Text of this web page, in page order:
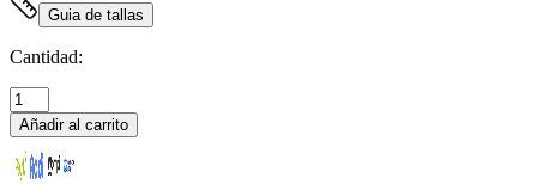
Guia de tallas
Cantidad:
Añadir al carrito